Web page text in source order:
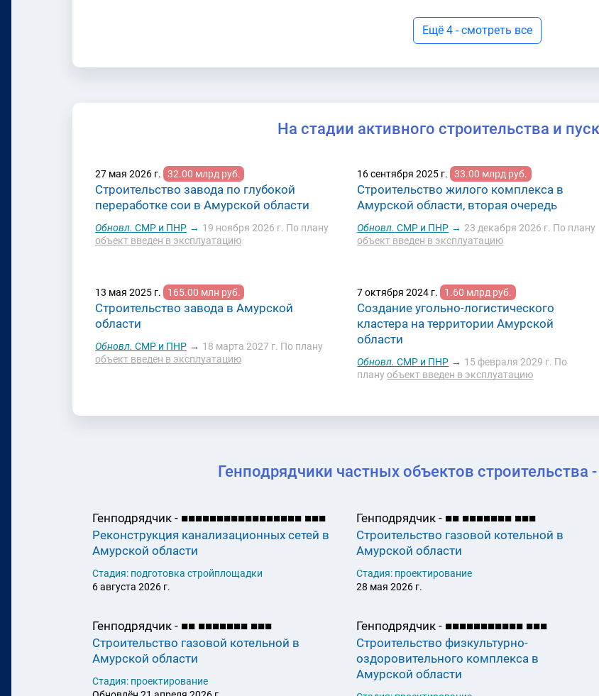
Ещё 4 - смотреть все
На стадии активного строительства и
27 мая 2026 г. 32.00 млрд руб.
Строительство завода по глубокой
переработке сои в Амурской области
Обновл. СМР и ПНР → 19 ноября 2026 г. По плану
объект введен в эксплуатацию
16 сентября 2025 г. 33.00 млрд руб.
Строительство жилого комплекса в
Амурской области, вторая очередь
Обновл. СМР и ПНР → 23 декабря 2026 г. По плану
объект введен в эксплуатацию
13 мая 2025 г. 165.00 млн руб.
Строительство завода в Амурской
области
Обновл. СМР и ПНР → 18 марта 2027 г. По плану
объект введен в эксплуатацию
7 октября 2024 г. 1.60 млрд руб.
Создание угольно-логистического
кластера на территории Амурской
области
Обновл. СМР и ПНР → 15 февраля 2029 г. По
плануобъект введен в эксплуатацию
Генподрядчики частных объектов строительства
Генподрядчик - ■■■■■■■■■■■■■■■■■ ■■■
Реконструкция канализационных сетей в
Амурской области
Стадия: подготовка стройплощадки
6 августа 2026 г.
Генподрядчик - ■■ ■■■■■■■ ■■■
Строительство газовой котельной в
Амурской области
Стадия: проектирование
28 мая 2026 г.
Генподрядчик - ■■ ■■■■■■■ ■■■
Строительство газовой котельной в
Амурской области
Стадия: проектирование
Генподрядчик - ■■■■■■■■■■■ ■■■
Строительство физкультурно-
оздоровительного комплекса в
Амурской области